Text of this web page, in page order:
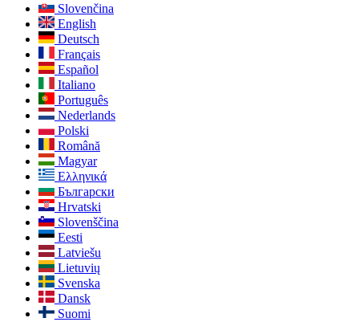
Slovenčina
English
Deutsch
Français
Español
Italiano
Português
Nederlands
Polski
Română
Magyar
Ελληνικά
Български
Hrvatski
Slovenščina
Eesti
Latviešu
Lietuvių
Svenska
Dansk
Suomi